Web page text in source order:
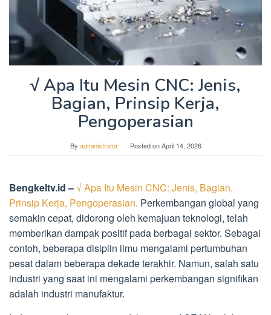
√ Apa Itu Mesin CNC: Jenis,
Bagian, Prinsip Kerja,
Pengoperasian
By administrator Posted onApril 14, 2026
Bengkeltv.id – √ Apa Itu Mesin CNC: Jenis, Bagian,
Prinsip Kerja, Pengoperasian. Perkembangan global yang
semakin cepat, didorong oleh kemajuan teknologi, telah
memberikan dampak positif pada berbagai sektor. Sebagai
contoh, beberapa disiplin ilmu mengalami pertumbuhan
pesat dalam beberapa dekade terakhir. Namun, salah satu
industri yang saat ini mengalami perkembangan signifikan
adalah industri manufaktur.